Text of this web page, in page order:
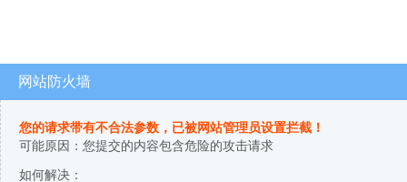
网站防火墙
您的请求带有不合法参数，已被网站管理员设置拦截！
可能原因：您提交的内容包含危险的攻击请求
如何解决：